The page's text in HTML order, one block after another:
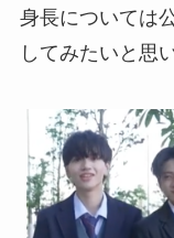
身長については
してみたいと思